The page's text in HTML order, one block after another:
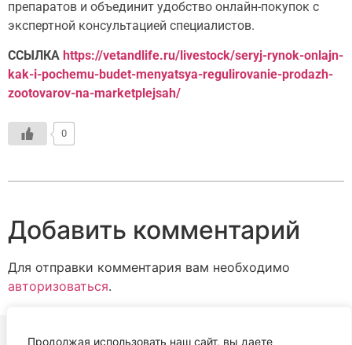
Продолжая использовать наш сайт, вы даете
препаратов и объединит удобство онлайн-покупок с
экспертной консультацией специалистов.
ССЫЛКА https://vetandlife.ru/livestock/seryj-rynok-onlajn-
kak-i-pochemu-budet-menyatsya-regulirovanie-prodazh-
zootovarov-na-marketplejsah/
0
Добавить комментарий
Для отправки комментария вам необходимо
авторизоваться.